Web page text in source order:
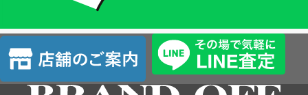
査
定
店
舗
の